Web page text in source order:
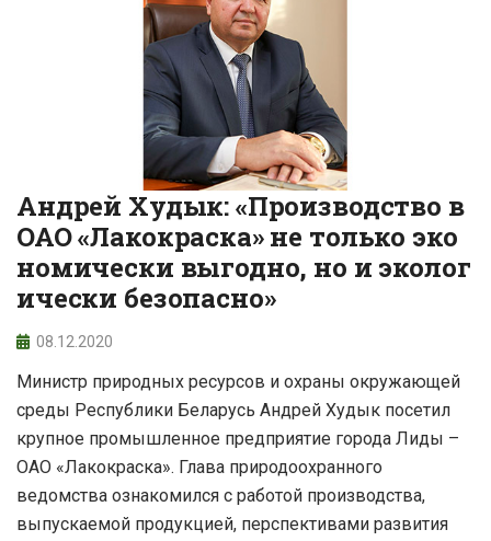
Андрей Худык: «Производство в
ОАО «Лакокраска» не только эко
номически выгодно, но и эколог
ически безопасно»
08.12.2020
Министр природных ресурсов и охраны окружающей
среды Республики Беларусь Андрей Худык посетил
крупное промышленное предприятие города Лиды –
ОАО «Лакокраска». Глава природоохранного
ведомства ознакомился с работой производства,
выпускаемой продукцией, перспективами развития